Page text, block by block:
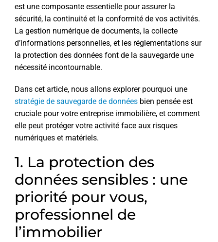
est une composante essentielle pour assurer la
sécurité, la continuité et la conformité de vos activités.
La gestion numérique de documents, la collecte
d’informations personnelles, et les réglementations sur
la protection des données font de la sauvegarde une
nécessité incontournable.
Dans cet article, nous allons explorer pourquoi une
stratégie de sauvegarde de données bien pensée est
cruciale pour votre entreprise immobilière, et comment
elle peut protéger votre activité face aux risques
numériques et matériels.
1. La protection des
données sensibles : une
priorité pour vous,
professionnel de
l’immobilier